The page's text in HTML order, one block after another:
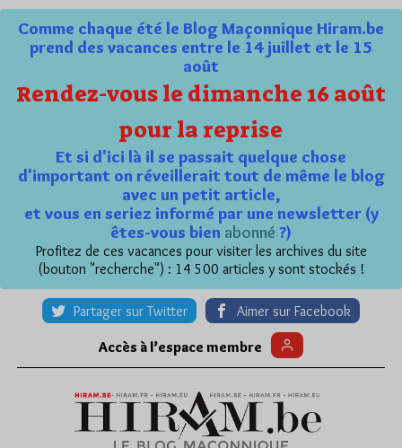
Comme chaque été le Blog Maçonnique Hiram.be
prend des vacances entre le 14 juillet et le 15
août
Rendez-vous le dimanche 16 août
pour la reprise
Et si d'ici là il se passait quelque chose
d'important on réveillerait tout de même le blog
avec un petit article,
et vous en seriez informé par une newsletter (y
êtes-vous bien abonné ?)
Profitez de ces vacances pour visiter les archives du site
(bouton "recherche") : 14 500 articles y sont stockés !
Partager sur Twitter Aimer sur Facebook
Accès à l’espace membre